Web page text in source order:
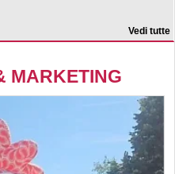
Vedi tutte
MARKETING